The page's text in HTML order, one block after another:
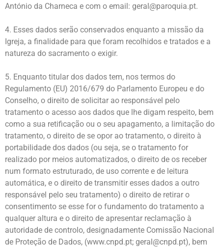
António da Charneca e com o email: geral@paroquia.pt.
Esses dados serão conservados enquanto a missão da
Igreja, a finalidade para que foram recolhidos e tratados e a
natureza do sacramento o exigir.
Enquanto titular dos dados tem, nos termos do
Regulamento (EU) 2016/679 do Parlamento Europeu e do
Conselho, o direito de solicitar ao responsável pelo
tratamento o acesso aos dados que lhe digam respeito, bem
como a sua retificação ou o seu apagamento, a limitação do
tratamento, o direito de se opor ao tratamento, o direito à
portabilidade dos dados (ou seja, se o tratamento for
realizado por meios automatizados, o direito de os receber
num formato estruturado, de uso corrente e de leitura
automática, e o direito de transmitir esses dados a outro
responsável pelo seu tratamento) o direito de retirar o
consentimento se esse for o fundamento do tratamento a
qualquer altura e o direito de apresentar reclamação à
autoridade de controlo, designadamente Comissão Nacional
de Proteção de Dados, (www.cnpd.pt; geral@cnpd.pt), bem